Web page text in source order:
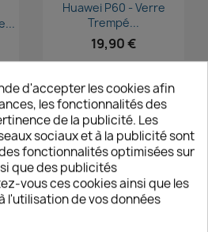

Huawei P60 - Verre
Trempé...
19,90 €
Aperçu rapide
Huawei P50 - Verre
Trempé...
favorite_border
d'accepter les cookies afin
les fonctionnalités des
de la publicité. Les
sociaux et à la publicité sont
fonctionnalités optimisées sur
que des publicités
vous ces cookies ainsi que les
l'utilisation de vos données